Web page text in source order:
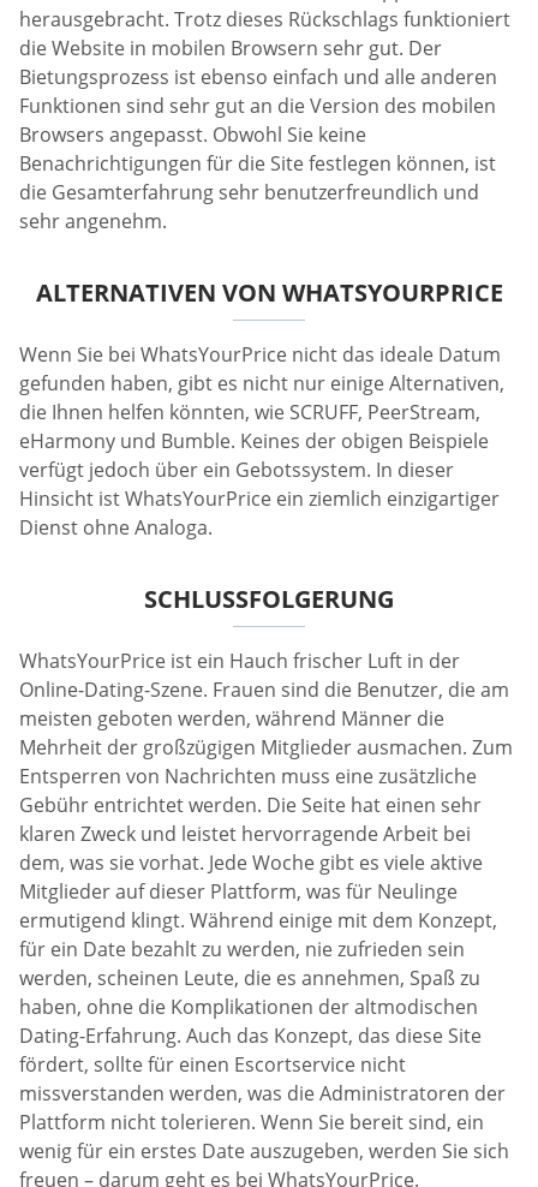
herausgebracht. Trotz dieses Rückschlags funktioniert
die Website in mobilen Browsern sehr gut. Der
Bietungsprozess ist ebenso einfach und alle anderen
Funktionen sind sehr gut an die Version des mobilen
Browsers angepasst. Obwohl Sie keine
Benachrichtigungen für die Site festlegen können, ist
die Gesamterfahrung sehr benutzerfreundlich und
sehr angenehm.
ALTERNATIVEN VON WHATSYOURPRICE
Wenn Sie bei WhatsYourPrice nicht das ideale Datum
gefunden haben, gibt es nicht nur einige Alternativen,
die Ihnen helfen könnten, wie SCRUFF, PeerStream,
eHarmony und Bumble. Keines der obigen Beispiele
verfügt jedoch über ein Gebotssystem. In dieser
Hinsicht ist WhatsYourPrice ein ziemlich einzigartiger
Dienst ohne Analoga.
SCHLUSSFOLGERUNG
WhatsYourPrice ist ein Hauch frischer Luft in der
Online-Dating-Szene. Frauen sind die Benutzer, die am
meisten geboten werden, während Männer die
Mehrheit der großzügigen Mitglieder ausmachen. Zum
Entsperren von Nachrichten muss eine zusätzliche
Gebühr entrichtet werden. Die Seite hat einen sehr
klaren Zweck und leistet hervorragende Arbeit bei
dem, was sie vorhat. Jede Woche gibt es viele aktive
Mitglieder auf dieser Plattform, was für Neulinge
ermutigend klingt. Während einige mit dem Konzept,
für ein Date bezahlt zu werden, nie zufrieden sein
werden, scheinen Leute, die es annehmen, Spaß zu
haben, ohne die Komplikationen der altmodischen
Dating-Erfahrung. Auch das Konzept, das diese Site
fördert, sollte für einen Escortservice nicht
missverstanden werden, was die Administratoren der
Plattform nicht tolerieren. Wenn Sie bereit sind, ein
wenig für ein erstes Date auszugeben, werden Sie sich
freuen – darum geht es bei WhatsYourPrice.